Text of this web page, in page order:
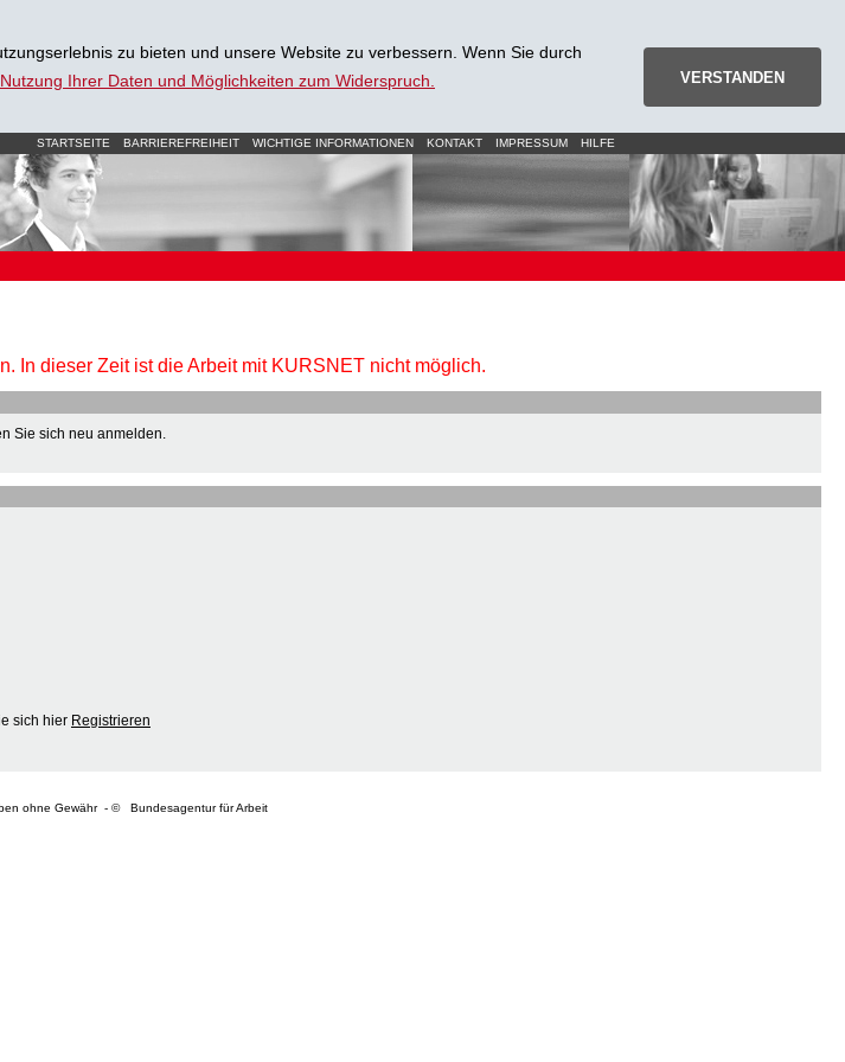
zu bieten und unsere Website zu verbessern. Wenn Sie durch
Ihrer Daten und Möglichkeiten zum Widerspruch. VERSTANDEN
STARTSEITE BARRIEREFREIHEIT WICHTIGE INFORMATIONEN KONTAKT IMPRESSUM HILFE
In dieser Zeit ist die Arbeit mit KURSNET nicht möglich.
Sie sich neu anmelden.
sich hier Registrieren
ohne Gewähr - © Bundesagentur für Arbeit